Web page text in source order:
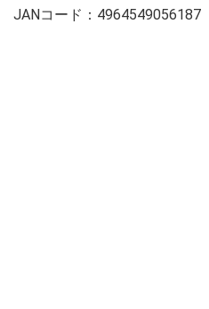
JANコード：4964549056187